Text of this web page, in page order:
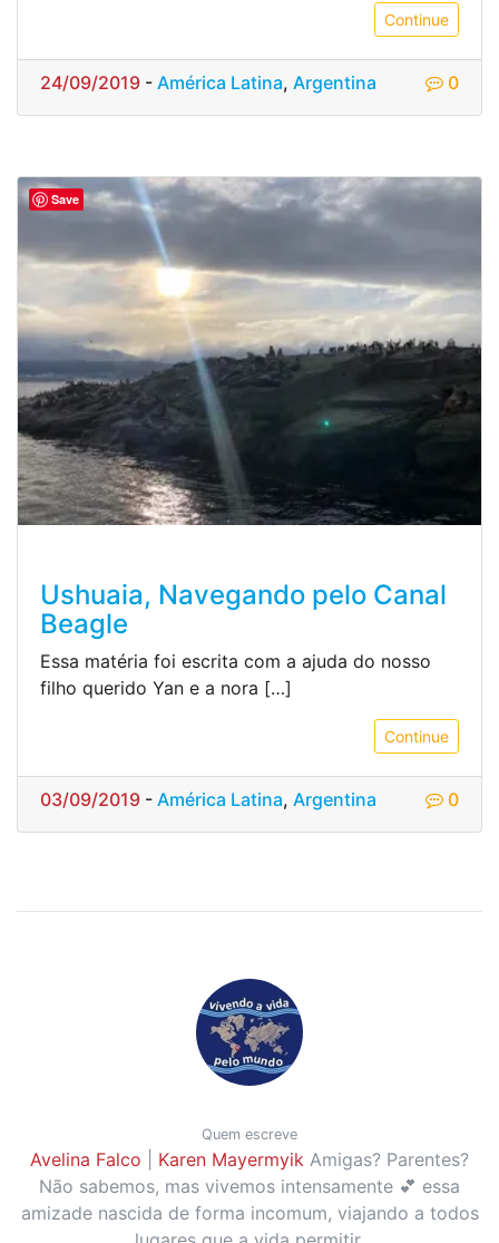
Continue
24/09/2019 - América Latina, Argentina 0
Ushuaia, Navegando pelo Canal
Beagle
Essa matéria foi escrita com a ajuda do nosso
filho querido Yan e a nora […]
Continue
03/09/2019 - América Latina, Argentina 0
Quem escreve
Avelina Falco Karen Mayermyik Amigas? Parentes?
Não sabemos, mas vivemos intensamente 💕 essa
amizade nascida de forma incomum, viajando a todos
Save